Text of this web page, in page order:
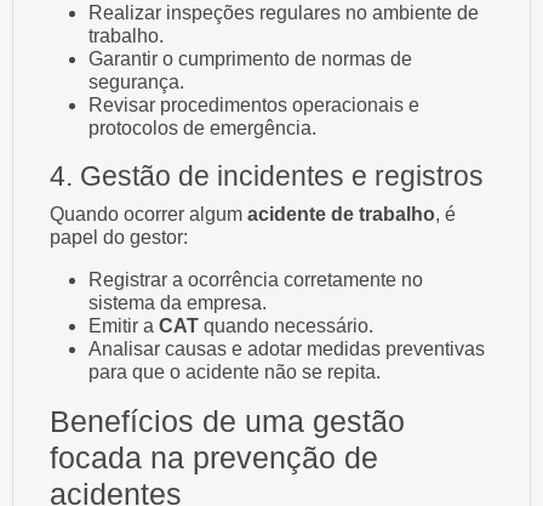
Realizar inspeções regulares no ambiente de
trabalho.
Garantir o cumprimento de normas de
segurança.
Revisar procedimentos operacionais e
protocolos de emergência.
4. Gestão de incidentes e registros
Quando ocorrer algum acidente de trabalho, é
papel do gestor:
Registrar a ocorrência corretamente no
sistema da empresa.
Emitir a CAT quando necessário.
Analisar causas e adotar medidas preventivas
para que o acidente não se repita.
Benefícios de uma gestão
focada na prevenção de
acidentes